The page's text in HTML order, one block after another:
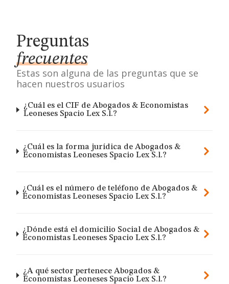
Preguntas
frecuentes
Estas son alguna de las preguntas que se
hacen nuestros usuarios
¿Cuál es el CIF de Abogados & Economistas
Leoneses Spacio Lex S.l.?
¿Cuál es la forma jurídica de Abogados &
Economistas Leoneses Spacio Lex S.l.?
¿Cuál es el número de teléfono de Abogados &
Economistas Leoneses Spacio Lex S.l.?
¿Dónde está el domicilio Social de Abogados &
Economistas Leoneses Spacio Lex S.l.?
¿A qué sector pertenece Abogados &
Economistas Leoneses Spacio Lex S.l.?